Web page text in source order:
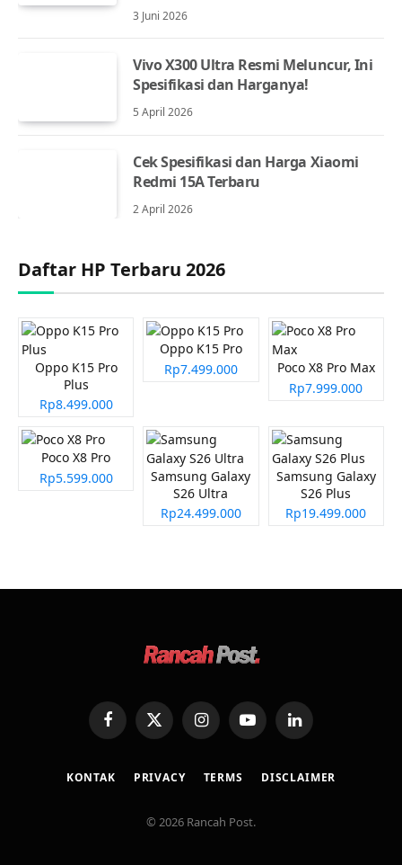
3 Juni 2026
Vivo X300 Ultra Resmi Meluncur, Ini
Spesifikasi dan Harganya!
5 April 2026
Cek Spesifikasi dan Harga Xiaomi
Redmi 15A Terbaru
2 April 2026
Daftar HP Terbaru 2026
Oppo K15 Pro
Plus
Rp8.499.000
Oppo K15 Pro
Rp7.499.000
Poco X8 Pro Max
Rp7.999.000
Poco X8 Pro
Rp5.599.000
Samsung Galaxy
S26 Ultra
Rp24.499.000
Samsung Galaxy
S26 Plus
Rp19.499.000
FacebookX
(Twitter)
InstagramYouTubeLinkedIn
KONTAK PRIVACY TERMS DISCLAIMER
© 2026 Rancah Post.